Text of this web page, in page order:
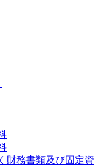
財務書類及び固定資